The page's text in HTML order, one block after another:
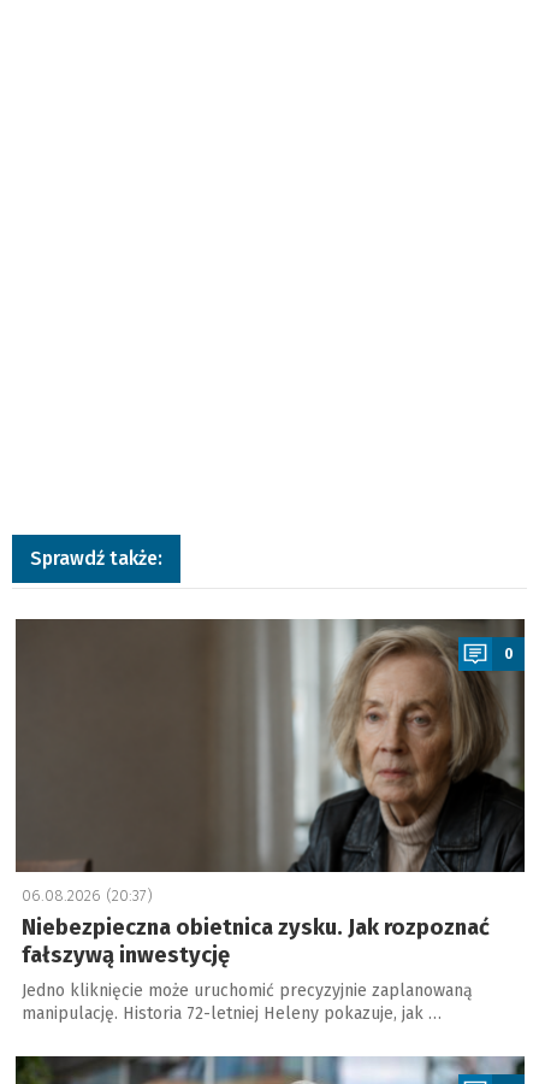
Sprawdź także:
a
0
06.08.2026 (20:37)
Niebezpieczna obietnica zysku. Jak rozpoznać
fałszywą inwestycję
Jedno kliknięcie może uruchomić precyzyjnie zaplanowaną
manipulację. Historia 72-letniej Heleny pokazuje, jak …
a